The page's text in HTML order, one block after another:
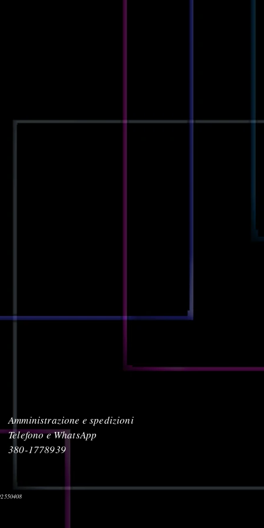
Amministrazione e spedizioni
Telefono e WhatsApp
380-1778939